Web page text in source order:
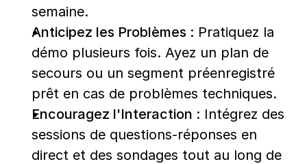
semaine.
Anticipez les Problèmes : Pratiquez la
démo plusieurs fois. Ayez un plan de
secours ou un segment préenregistré
prêt en cas de problèmes techniques.
Encouragez l'Interaction : Intégrez des
sessions de questions-réponses en
direct et des sondages tout au long de